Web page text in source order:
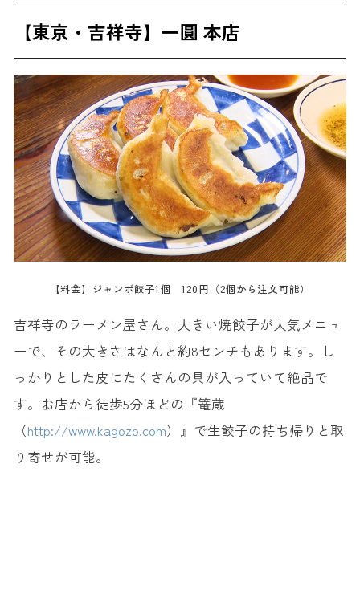
【東京・吉祥寺】一圓 本店
【料金】ジャンボ餃子1個 120円（2個から注文可能）
吉祥寺のラーメン屋さん。大きい焼餃子が人気メニュ
ーで、その大きさはなんと約8センチもあります。し
っかりとした皮にたくさんの具が入っていて絶品で
す。お店から徒歩5分ほどの『篭蔵
（http://www.kagozo.com）』で生餃子の持ち帰りと取
り寄せが可能。